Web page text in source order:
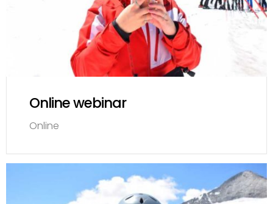
Online webinar
Online